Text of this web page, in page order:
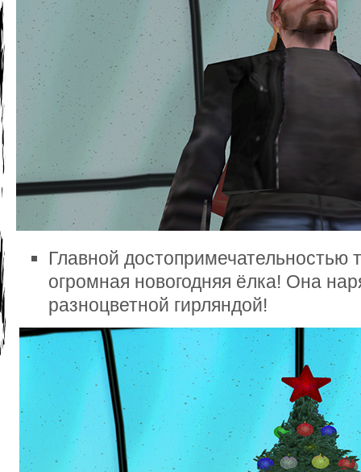
Главной достопримечательностью
огромная новогодняя ёлка! Она
разноцветной гирляндой!